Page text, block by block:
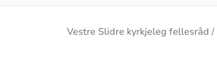
Brødsmulesti
Vestre Slidre kyrkjeleg fellesråd